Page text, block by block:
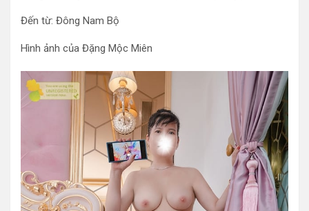
Đến từ: Đông Nam Bộ
Hình ảnh của Đặng Mộc Miên